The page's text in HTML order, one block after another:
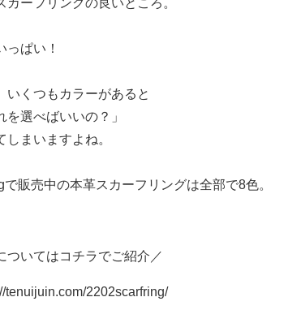
っぱい！
いくつもカラーがあると
を選べばいいの？」
しまいますよね。
で販売中の本革スカーフリングは全部で8色。
ついてはコチラでご紹介／
tenuijuin.com/2202scarfring/